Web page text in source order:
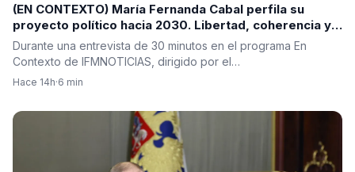
(EN CONTEXTO) María Fernanda Cabal perfila su
proyecto político hacia 2030. Libertad, coherencia y
una nueva derecha como ejes de su propuesta.
Durante una entrevista de 30 minutos en el programa En
Contexto de IFMNOTICIAS, dirigido por el…
Hace 14h·6 min